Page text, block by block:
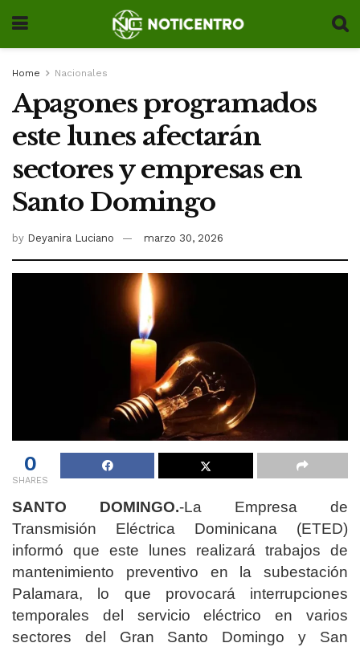
Home Nacionales
Apagones programados
este lunes afectarán
sectores y empresas en
Santo Domingo
by Deyanira Luciano marzo 30, 2026
0
SHARES
SANTO DOMINGO.-La Empresa de
Transmisión Eléctrica Dominicana (ETED)
informó que este lunes realizará trabajos de
mantenimiento preventivo en la subestación
Palamara, lo que provocará interrupciones
temporales del servicio eléctrico en varios
sectores del Gran Santo Domingo y San